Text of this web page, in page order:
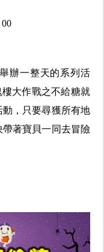
辦一整天的系列活
大作戰之不給糖就
，只要尋獲所有地
著寶貝一同去冒險